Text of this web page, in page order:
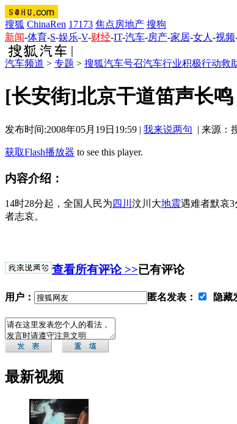
搜狐 ChinaRen 17173 焦点房地产 搜狗
新闻-体育-S-娱乐-V-财经-IT-汽车-房产-家居-女人 -视频
汽车频道 > 专题 > 搜狐汽车号召汽车行业积极行动救
[长安街]北京干道笛声长
发布时间:2008年05月19日19:59 | 我来说两句 | 来源：
获取Flash播放器 to see this player.
内容介绍：
14时28分起，全国人民为 四川 汶川大地震遇难者默哀
者志哀。
查看所有评论 >>已有评论
用户： 匿名发表： 隐藏
最新视频